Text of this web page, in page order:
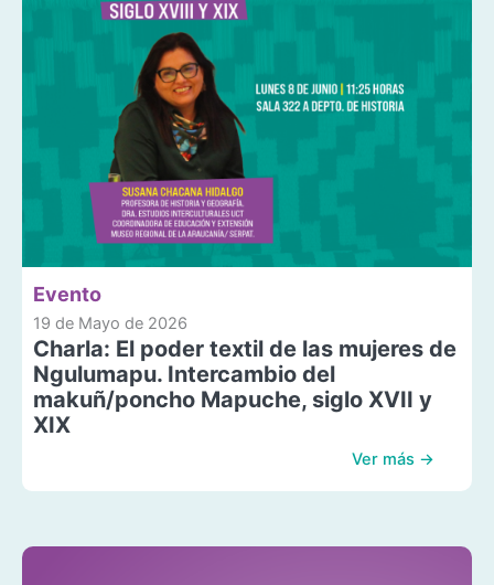
Evento
19 de Mayo de 2026
Charla: El poder textil de las mujeres de
Ngulumapu. Intercambio del
makuñ/poncho Mapuche, siglo XVII y
XIX
Ver más →